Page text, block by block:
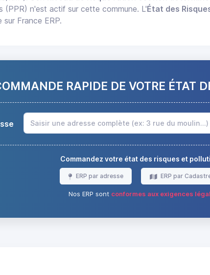
(PPR) n'est actif sur cette commune. L'État des
sur France ERP.
RAPIDE DE VOTRE ÉTAT
Commandez votre état des risques et
ERP par adresse ERP par
Nos ERP sont conformes aux exigences